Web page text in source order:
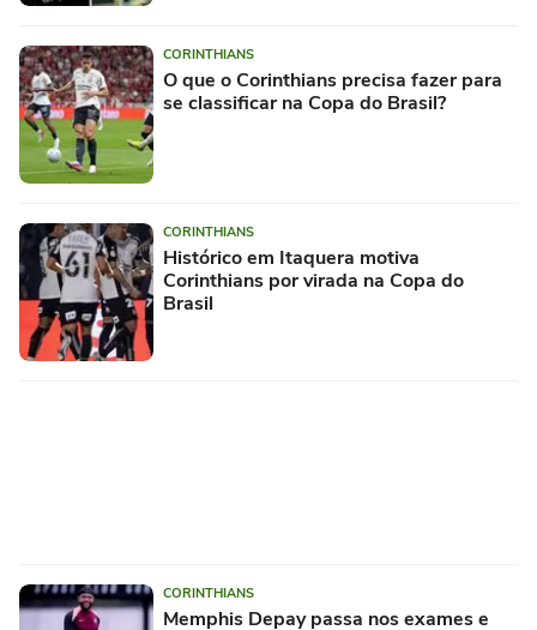
CORINTHIANS
O que o Corinthians precisa fazer para
se classificar na Copa do Brasil?
CORINTHIANS
Histórico em Itaquera motiva
Corinthians por virada na Copa do
Brasil
CORINTHIANS
Memphis Depay passa nos exames e